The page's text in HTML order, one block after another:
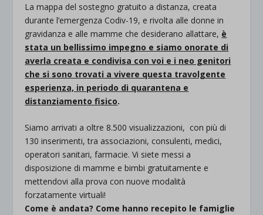
La mappa del sostegno gratuito a distanza, creata
durante l’emergenza Codiv-19, e rivolta alle donne in
gravidanza e alle mamme che desiderano allattare, è
stata un bellissimo impegno e siamo onorate di
averla creata e condivisa con voi e i neo genitori
che si sono trovati a vivere questa travolgente
esperienza, in periodo di quarantena e
distanziamento fisico.
Siamo arrivati a oltre 8.500 visualizzazioni, con più di
130 inserimenti, tra associazioni, consulenti, medici,
operatori sanitari, farmacie. Vi siete messi a
disposizione di mamme e bimbi gratuitamente e
mettendovi alla prova con nuove modalità
forzatamente virtuali!
Come è andata? Come hanno recepito le famiglie